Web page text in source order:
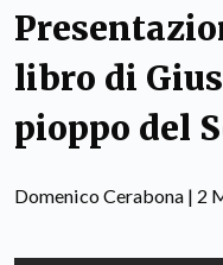
libro di
pioppo del
Domenico Cerabona | 2